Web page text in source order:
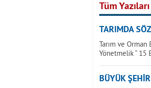
Tüm Yazıları
TARIMDA
Tarım ve Orman
Yönetmelik “ 15
BÜYÜK